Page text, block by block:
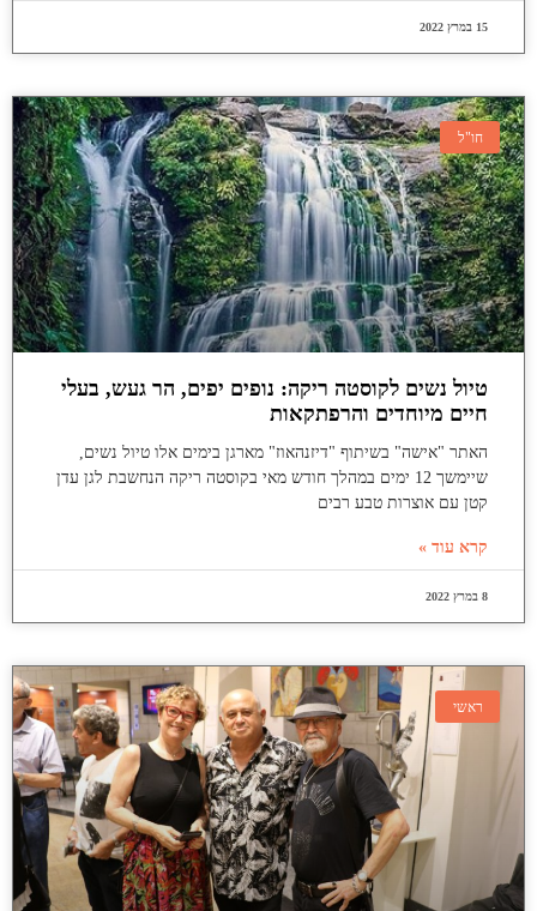
15 במרץ 2022
חו"ל
טיול נשים לקוסטה ריקה: נופים יפים, הר געש, בעלי
חיים מיוחדים והרפתקאות
האתר "אישה" בשיתוף "דיזנהאוז" מארגן בימים אלו טיול נשים,
שיימשך 12 ימים במהלך חודש מאי בקוסטה ריקה הנחשבת לגן עדן
קטן עם אוצרות טבע רבים
קרא עוד »
8 במרץ 2022
ראשי